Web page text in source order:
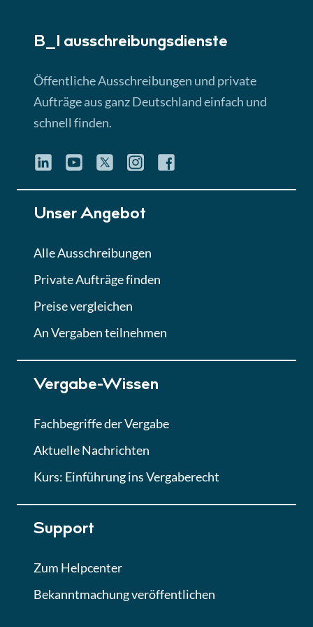
Lektion 3
► 4:31 Min
Quiz
Eignung im Vergabeverfahren
Lektion 6
Abgabe von Angeboten
Lektion
Lektion 7
Finales Quiz
B_I ausschreibungs­dienste
Öffentliche Ausschreibungen und private
Aufträge aus ganz Deutschland einfach und
schnell finden.
Unser Angebot
Alle Ausschreibungen
Private Aufträge finden
Preise vergleichen
An Vergaben teilnehmen
Vergabe-Wissen
Fachbegriffe der Vergabe
Aktuelle Nachrichten
Kurs: Einführung ins Vergaberecht
Support
Zum Helpcenter
Bekanntmachung veröffentlichen